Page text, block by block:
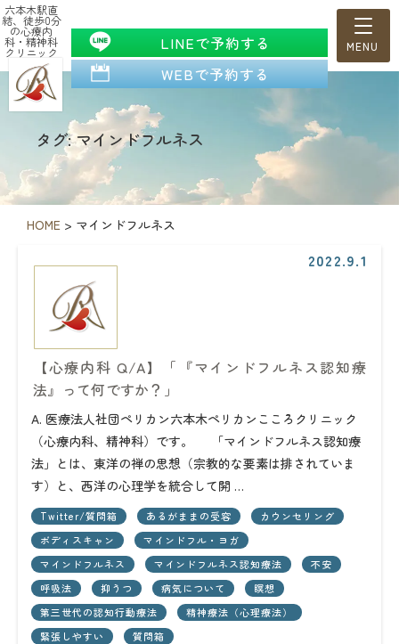
六本木駅直
結、徒歩0分
の心療内
科・精神科
クリニック
LINEで予約する
WEBで予約する
タグ: マインドフルネス
HOME > マインドフルネス
2022.9.1
【心療内科 Q/A】「『マインドフルネス認知療
法』って何ですか？」
A. 医療法人社団ペリカン六本木ペリカンこころクリニック
（心療内科、精神科）です。 「マインドフルネス認知療
法」とは、東洋の禅の思想（宗教的な要素は排されていま
す）と、西洋の心理学を統合して開 …
Twitter/質問箱 あるがままの受容
カウンセリング
ボディスキャン
マインドフル・ヨガ
マインドフルネス
マインドフルネス認知療法
不安
呼吸法
抑うつ 病気について
瞑想
第三世代の認知行動療法
精神療法（心理療法）
緊張しやすい
質問箱